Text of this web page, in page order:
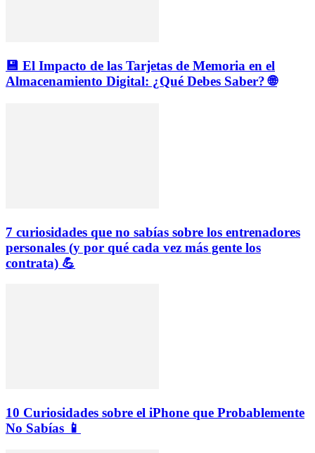
💾 El Impacto de las Tarjetas de Memoria en el
Almacenamiento Digital: ¿Qué Debes Saber? 🌐
7 curiosidades que no sabías sobre los entrenadores
personales (y por qué cada vez más gente los
contrata) 💪
10 Curiosidades sobre el iPhone que Probablemente
No Sabías 📱